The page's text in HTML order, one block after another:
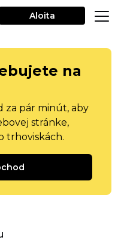
Aloita
na
za pár minút, aby
stránke,
trhoviskách.